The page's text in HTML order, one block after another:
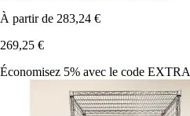
À partir de 283,24 €
269,25 €
Économisez 5% avec le code EXTRA